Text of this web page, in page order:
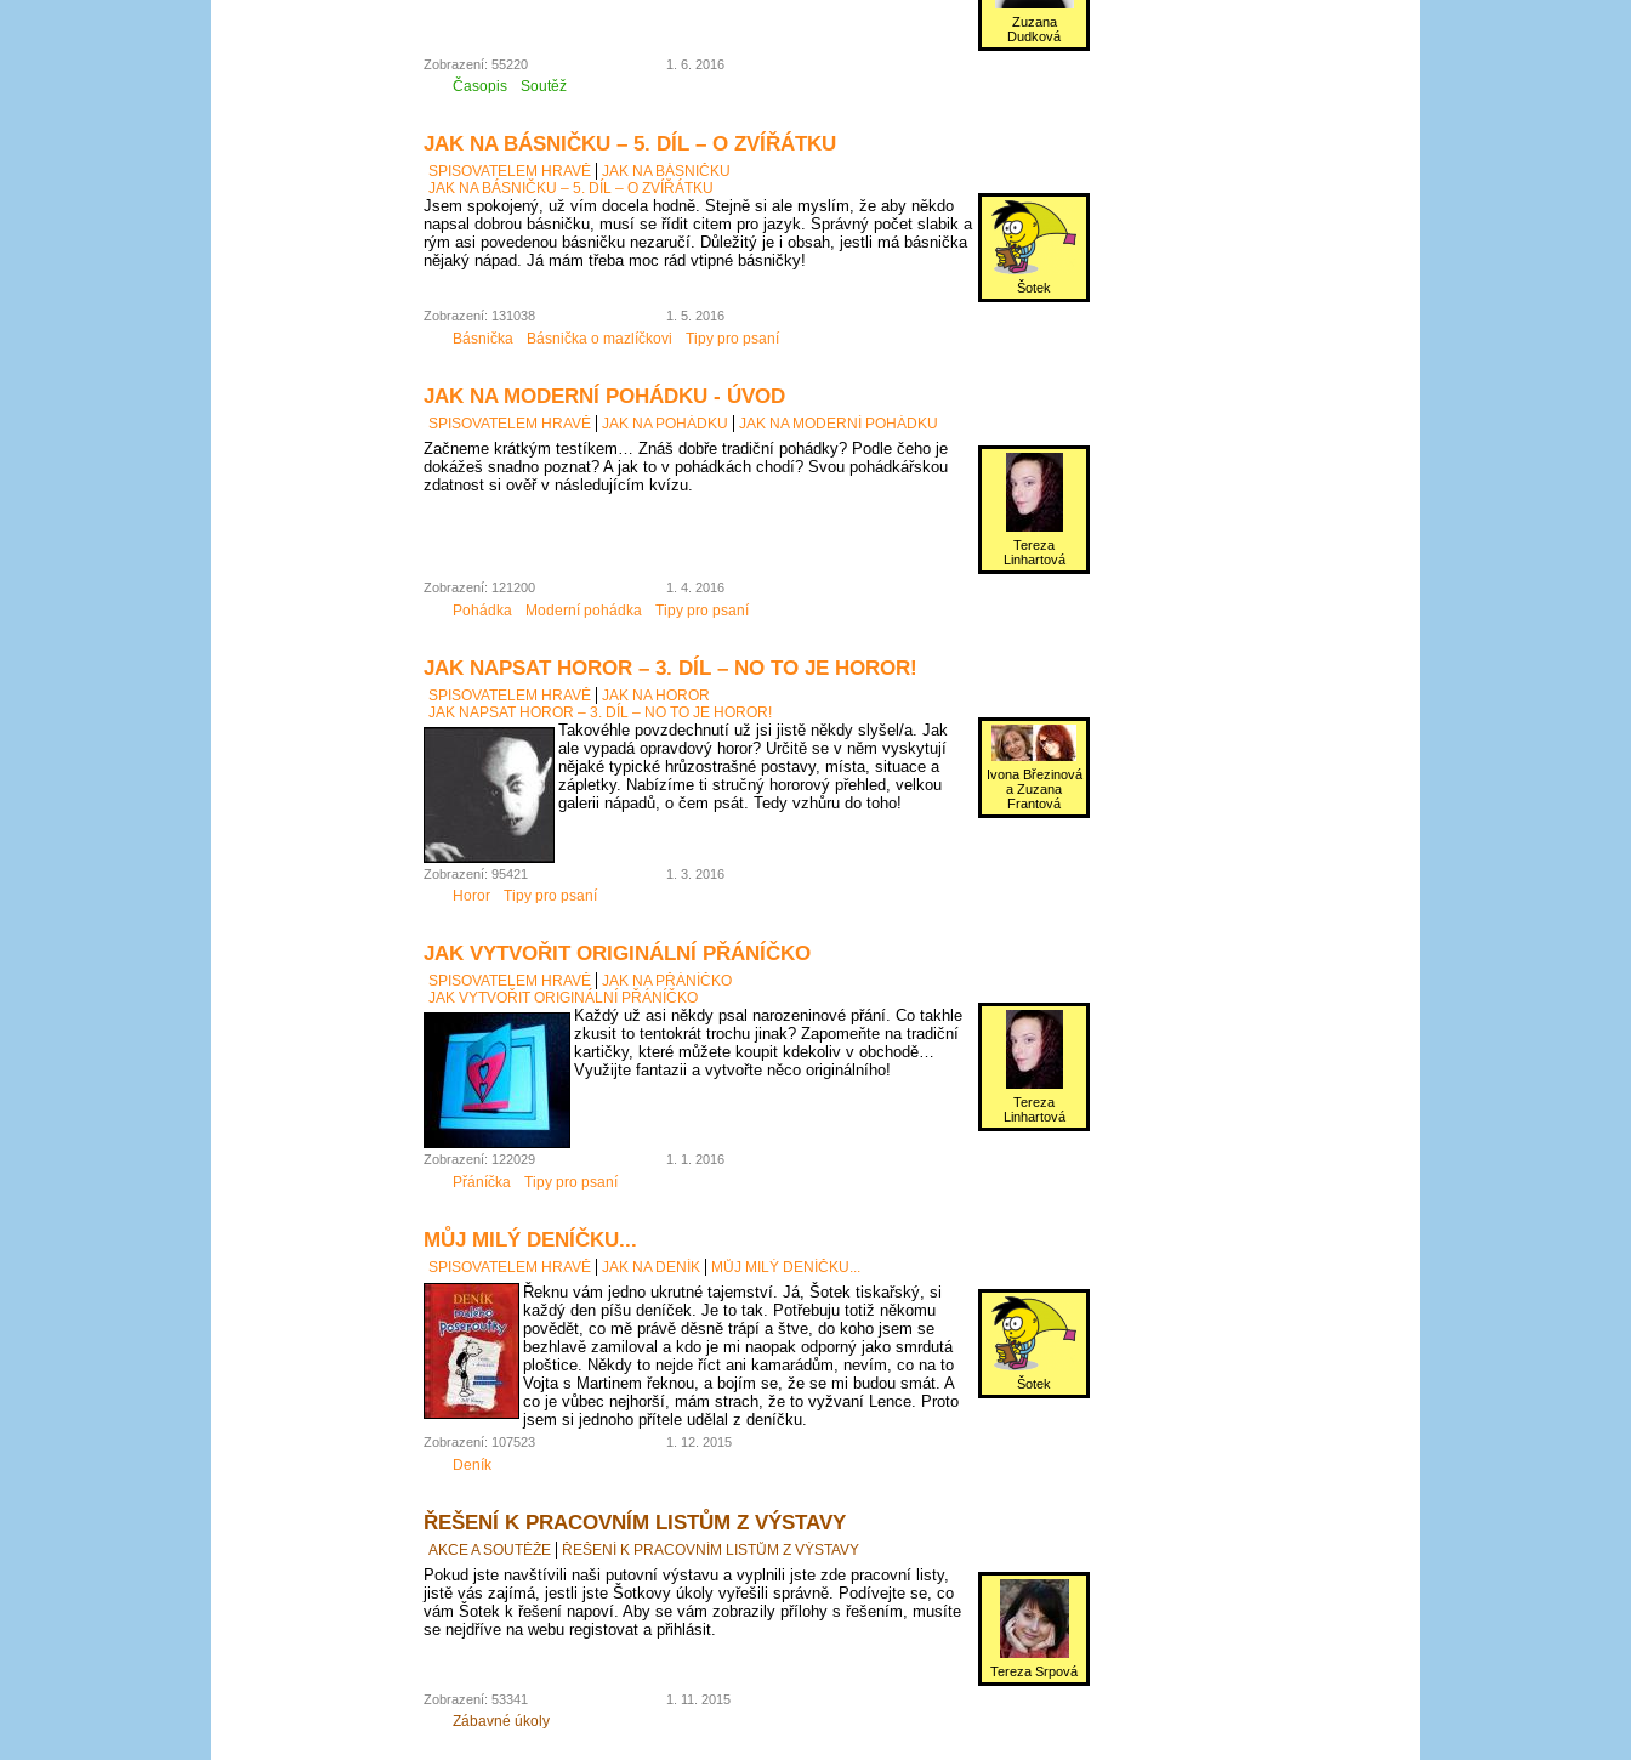
Zuzana
Dudková
Zobrazení: 55220 1. 6. 2016
Časopis Soutěž
JAK NA BÁSNIČKU – 5. DÍL – O ZVÍŘÁTKU
SPISOVATELEM HRAVĚ
JAK NA BÁSNIČKU
JAK NA BÁSNIČKU – 5. DÍL – O ZVÍŘÁTKU
Šotek
Jsem spokojený, už vím docela hodně. Stejně si ale myslím, že aby někdo
napsal dobrou básničku, musí se řídit citem pro jazyk. Správný počet slabik a
rým asi povedenou básničku nezaručí. Důležitý je i obsah, jestli má básnička
nějaký nápad. Já mám třeba moc rád vtipné básničky!
Zobrazení: 131038 1. 5. 2016
Básnička Básnička o mazlíčkovi Tipy pro psaní
JAK NA MODERNÍ POHÁDKU - ÚVOD
SPISOVATELEM HRAVĚ JAK NA POHÁDKU JAK NA MODERNÍ POHÁDKU
Tereza
Linhartová
Začneme krátkým testíkem… Znáš dobře tradiční pohádky? Podle čeho je
dokážeš snadno poznat? A jak to v pohádkách chodí? Svou pohádkářskou
zdatnost si ověř v následujícím kvízu.
Zobrazení: 121200 1. 4. 2016
Pohádka Moderní pohádka Tipy pro psaní
JAK NAPSAT HOROR – 3. DÍL – NO TO JE HOROR!
SPISOVATELEM HRAVĚ
JAK NA HOROR
JAK NAPSAT HOROR – 3. DÍL – NO TO JE HOROR!
Ivona Březinová
a Zuzana
Frantová
Takovéhle povzdechnutí už jsi jistě někdy slyšel/a. Jak
ale vypadá opravdový horor? Určitě se v něm vyskytují
nějaké typické hrůzostrašné postavy, místa, situace a
zápletky. Nabízíme ti stručný hororový přehled, velkou
galerii nápadů, o čem psát. Tedy vzhůru do toho!
Zobrazení: 95421 1. 3. 2016
Horor Tipy pro psaní
JAK VYTVOŘIT ORIGINÁLNÍ PŘÁNÍČKO
SPISOVATELEM HRAVĚ
JAK NA PŘÁNÍČKO
JAK VYTVOŘIT ORIGINÁLNÍ PŘÁNÍČKO
Tereza
Linhartová
Každý už asi někdy psal narozeninové přání. Co takhle
zkusit to tentokrát trochu jinak? Zapomeňte na tradiční
kartičky, které můžete koupit kdekoliv v obchodě…
Využijte fantazii a vytvořte něco originálního!
Zobrazení: 122029 1. 1. 2016
Přáníčka Tipy pro psaní
MŮJ MILÝ DENÍČKU...
SPISOVATELEM HRAVĚ JAK NA DENÍK MŮJ MILÝ DENÍČKU...
Šotek
Řeknu vám jedno ukrutné tajemství. Já, Šotek tiskařský, si
každý den píšu deníček. Je to tak. Potřebuju totiž někomu
povědět, co mě právě děsně trápí a štve, do koho jsem se
bezhlavě zamiloval a kdo je mi naopak odporný jako smrdutá
ploštice. Někdy to nejde říct ani kamarádům, nevím, co na to
Vojta s Martinem řeknou, a bojím se, že se mi budou smát. A
co je vůbec nejhorší, mám strach, že to vyžvaní Lence. Proto
jsem si jednoho přítele udělal z deníčku.
Zobrazení: 107523 1. 12. 2015
Deník
ŘEŠENÍ K PRACOVNÍM LISTŮM Z VÝSTAVY
AKCE A SOUTĚŽE ŘEŠENÍ K PRACOVNÍM LISTŮM Z VÝSTAVY
Tereza Srpová
Pokud jste navštívili naši putovní výstavu a vyplnili jste zde pracovní listy,
jistě vás zajímá, jestli jste Šotkovy úkoly vyřešili správně. Podívejte se, co
vám Šotek k řešení napoví. Aby se vám zobrazily přílohy s řešením, musíte
se nejdříve na webu registovat a přihlásit.
Zobrazení: 53341 1. 11. 2015
Zábavné úkoly